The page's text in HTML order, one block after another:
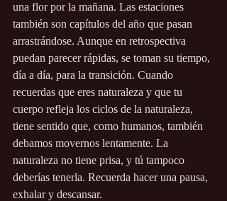
una flor por la mañana. Las estaciones
también son capítulos del año que pasan
arrastrándose. Aunque en retrospectiva
puedan parecer rápidas, se toman su tiempo,
día a día, para la transición. Cuando
recuerdas que eres naturaleza y que tu
cuerpo refleja los ciclos de la naturaleza,
tiene sentido que, como humanos, también
debamos movernos lentamente. La
naturaleza no tiene prisa, y tú tampoco
deberías tenerla. Recuerda hacer una pausa,
exhalar y descansar.